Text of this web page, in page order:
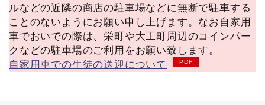
ルなどの近隣の商店の駐車場などに無断で駐車する
ことのないようにお願い申し上げます。なお自家用
車でおいでの際は、栄町や大工町周辺のコインパー
クなどの駐車場のご利用をお願い致します。
自家用車での生徒の送迎について